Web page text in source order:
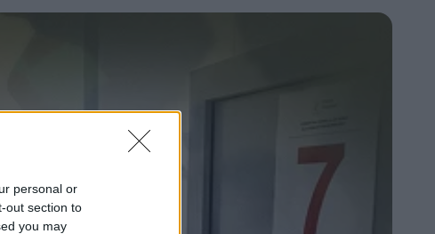
personal or
out section to
you may